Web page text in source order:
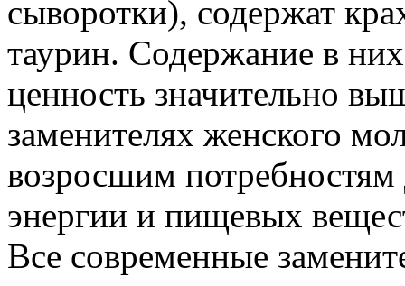
сыворотки), содержат
таурин. Содержание в них
ценность значительно
заменителях женского
возросшим потребностям
энергии и пищевых
Все современные